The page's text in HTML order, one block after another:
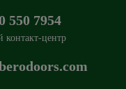
550 7954
центр